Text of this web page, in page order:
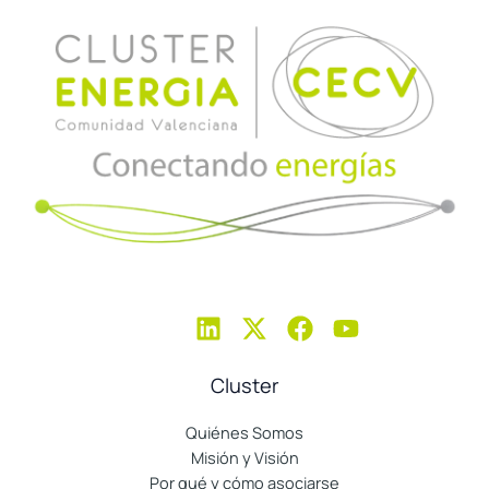
Cluster
Quiénes Somos
Misión y Visión
Por qué y cómo asociarse